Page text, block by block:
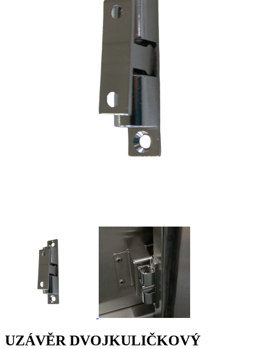
UZÁVĚR DVOJKULIČKOVÝ